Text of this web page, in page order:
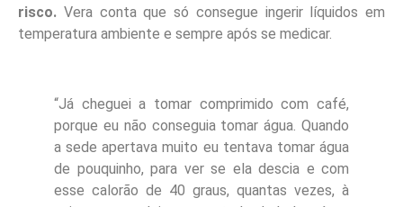
risco. Vera conta que só consegue ingerir líquidos em
temperatura ambiente e sempre após se medicar.
“Já cheguei a tomar comprimido com café,
porque eu não conseguia tomar água. Quando
a sede apertava muito eu tentava tomar água
de pouquinho, para ver se ela descia e com
esse calorão de 40 graus, quantas vezes, à